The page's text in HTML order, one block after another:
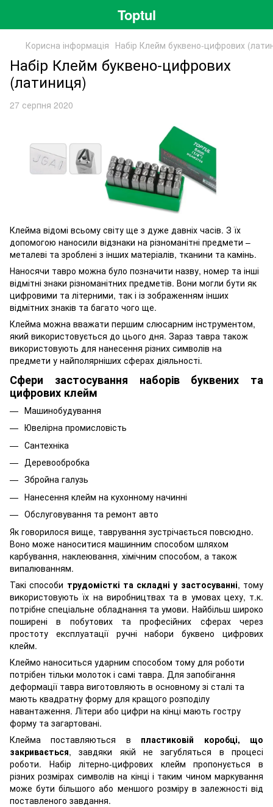
Toptul
Корисна інформація Набір Клейм буквено-цифрових
Набір Клейм буквено-цифрових
(латиниця)
27 серпня 2020
Клейма відомі всьому світу ще з дуже давніх часів. З їх
допомогою наносили відзнаки на різноманітні предмети –
металеві та зроблені з інших матеріалів, тканини та камінь.
Наносячи тавро можна було позначити назву, номер та інші
відмітні знаки різноманітних предметів. Вони могли бути як
цифровими та літерними, так і із зображенням інших
відмітних знаків та багато чого ще.
Клейма можна вважати першим слюсарним інструментом,
який використовується до цього дня. Зараз тавра також
використовують для нанесення різних символів на
предмети у найполярніших сферах діяльності.
Сфери застосування наборів буквених та
цифрових клейм
Машинобудування
Ювелірна промисловість
Сантехніка
Деревообробка
Збройна галузь
Нанесення клейм на кухонному начинні
Обслуговування та ремонт авто
Як говорилося вище, таврування зустрічається повсюдно.
Воно може наноситися машинним способом шляхом
карбування, наклеювання, хімічним способом, а також
випалюванням.
Такі способи трудомісткі та складні у застосуванні, тому
використовують їх на виробництвах та в умовах цеху, т.к.
потрібне спеціальне обладнання та умови. Найбільш широко
поширені в побутових та професійних сферах через
простоту експлуатації ручні набори буквено цифрових
клейм.
Клеймо наноситься ударним способом тому для роботи
потрібен тільки молоток і самі тавра. Для запобігання
деформації тавра виготовляють в основному зі сталі та
мають квадратну форму для кращого розподілу
навантаження. Літери або цифри на кінці мають гостру
форму та загартовані.
Клейма поставляються в пластиковій коробці, що
закривається, завдяки якій не загубляться в процесі
роботи. Набір літерно-цифрових клейм пропонується в
різних розмірах символів на кінці і таким чином маркування
може бути більшого або меншого розміру в залежності від
поставленого завдання.